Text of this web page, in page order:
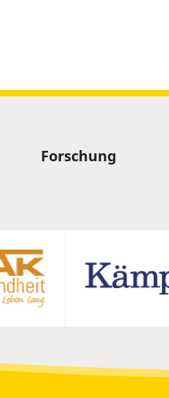
Forschung